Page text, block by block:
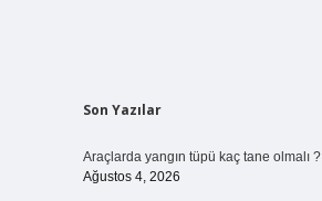
Sidebar
Son Yazılar
Araçlarda yangın tüpü kaç tane olmalı ?
Ağustos 4, 2026